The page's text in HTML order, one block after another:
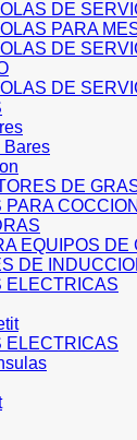
DE
PARA
DE
DE
Bares
DE
COCCION
EQUIPOS DE
DE
ELECTRICAS
ELECTRICAS